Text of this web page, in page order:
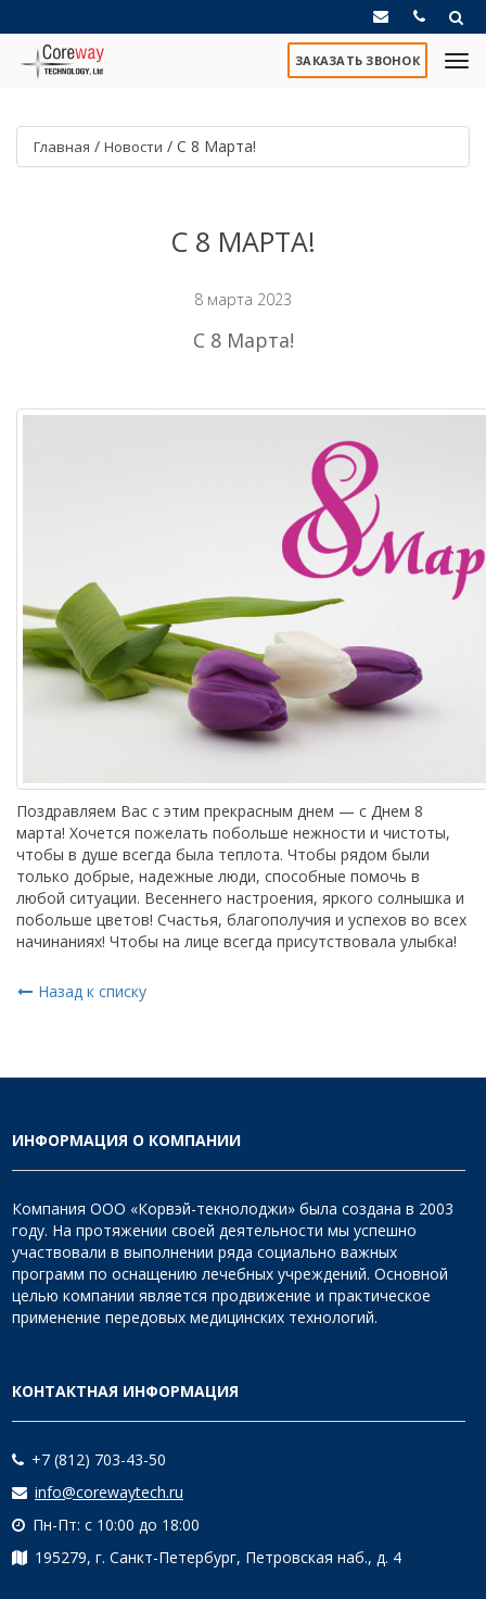
ЗАКАЗАТЬ ЗВОНОК
Главная / Новости / С 8 Марта!
С 8 МАРТА!
8 марта 2023
С 8 Марта!
Поздравляем Вас с этим прекрасным днем — с Днем 8
марта! Хочется пожелать побольше нежности и чистоты,
чтобы в душе всегда была теплота. Чтобы рядом были
только добрые, надежные люди, способные помочь в
любой ситуации. Весеннего настроения, яркого солнышка и
побольше цветов! Счастья, благополучия и успехов во всех
начинаниях! Чтобы на лице всегда присутствовала улыбка!
Назад к списку
ИНФОРМАЦИЯ О КОМПАНИИ
Компания ООО «Корвэй-текнолоджи» была создана в 2003
году. На протяжении своей деятельности мы успешно
участвовали в выполнении ряда социально важных
программ по оснащению лечебных учреждений. Основной
целью компании является продвижение и практическое
применение передовых медицинских технологий.
КОНТАКТНАЯ ИНФОРМАЦИЯ
+7 (812) 703-43-50
info@corewaytech.ru
Пн-Пт: с 10:00 до 18:00
195279, г. Санкт-Петербург, Петровская наб., д. 4